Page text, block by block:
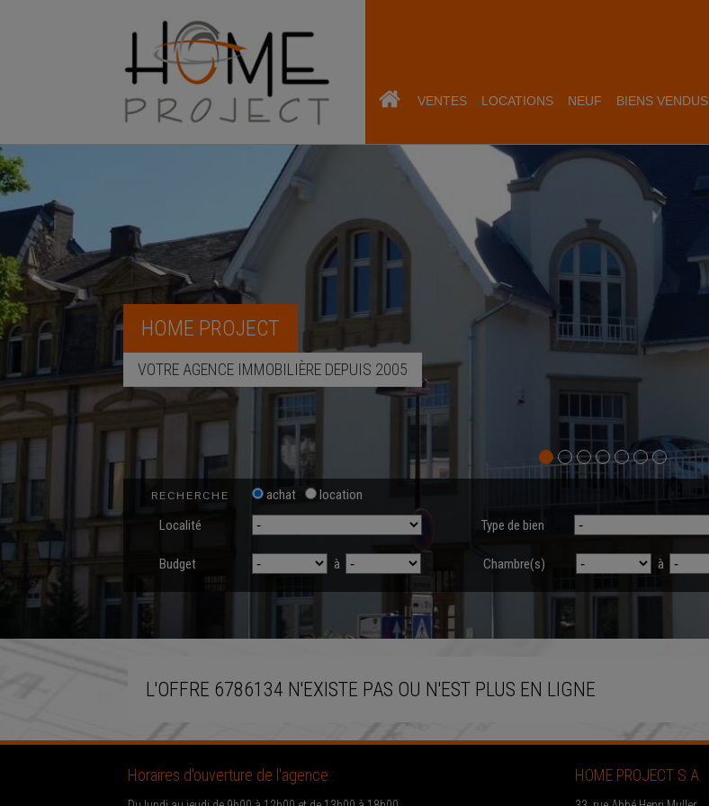
VENTES LOCATIONS NEUF BIENS VENDUS
HOME PROJECT
VOTRE AGENCE IMMOBILIÈRE DEPUIS 2005
RECHERCHE achat
location
Localité
Type de bien
Budget à Chambre(s) à
L'OFFRE 6786134 N'EXISTE PAS OU N'EST PLUS EN LIGNE
Horaires d'ouverture de l'agence : HOME PROJECT S.A.